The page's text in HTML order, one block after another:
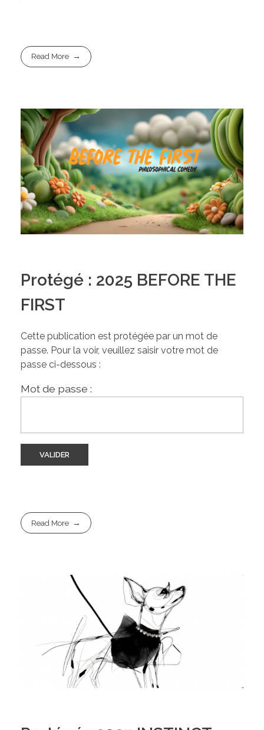
Read More
Protégé : 2025 BEFORE THE
FIRST
Cette publication est protégée par un mot de
passe. Pour la voir, veuillez saisir votre mot de
passe ci-dessous :
Mot de passe :
Read More